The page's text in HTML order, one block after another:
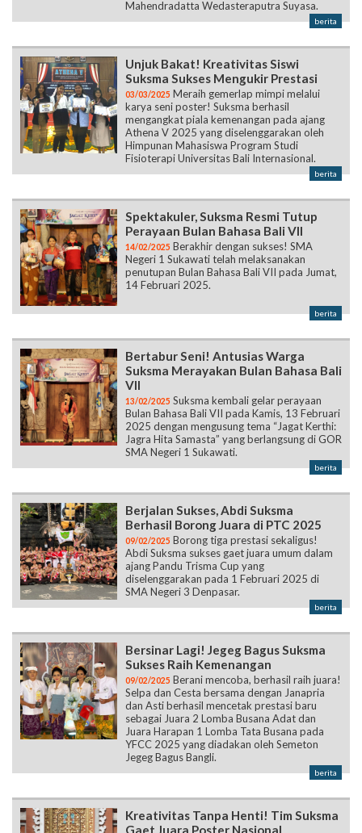
Mahendradatta Wedasteraputra Suyasa.
berita
Unjuk Bakat! Kreativitas Siswi
Suksma Sukses Mengukir Prestasi
03/03/2025 Meraih gemerlap mimpi melalui
karya seni poster! Suksma berhasil
mengangkat piala kemenangan pada ajang
Athena V 2025 yang diselenggarakan oleh
Himpunan Mahasiswa Program Studi
Fisioterapi Universitas Bali Internasional.
berita
Spektakuler, Suksma Resmi Tutup
Perayaan Bulan Bahasa Bali VII
14/02/2025 Berakhir dengan sukses! SMA
Negeri 1 Sukawati telah melaksanakan
penutupan Bulan Bahasa Bali VII pada Jumat,
14 Februari 2025.
berita
Bertabur Seni! Antusias Warga
Suksma Merayakan Bulan Bahasa Bali
VII
13/02/2025 Suksma kembali gelar perayaan
Bulan Bahasa Bali VII pada Kamis, 13 Februari
2025 dengan mengusung tema “Jagat Kerthi:
Jagra Hita Samasta” yang berlangsung di GOR
SMA Negeri 1 Sukawati.
berita
Berjalan Sukses, Abdi Suksma
Berhasil Borong Juara di PTC 2025
09/02/2025 Borong tiga prestasi sekaligus!
Abdi Suksma sukses gaet juara umum dalam
ajang Pandu Trisma Cup yang
diselenggarakan pada 1 Februari 2025 di
SMA Negeri 3 Denpasar.
berita
Bersinar Lagi! Jegeg Bagus Suksma
Sukses Raih Kemenangan
09/02/2025 Berani mencoba, berhasil raih juara!
Selpa dan Cesta bersama dengan Janapria
dan Asti berhasil mencetak prestasi baru
sebagai Juara 2 Lomba Busana Adat dan
Juara Harapan 1 Lomba Tata Busana pada
YFCC 2025 yang diadakan oleh Semeton
Jegeg Bagus Bangli.
berita
Kreativitas Tanpa Henti! Tim Suksma
Gaet Juara Poster Nasional